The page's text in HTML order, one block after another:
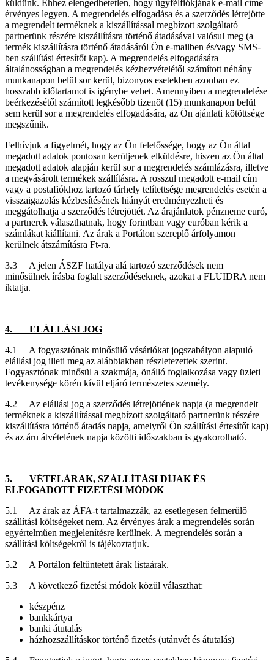
küldünk. Ehhez elengedhetetlen, hogy ügyfélfiókjának e-mail címe
érvényes legyen. A megrendelés elfogadása és a szerződés létrejötte
a megrendelt terméknek a kiszállítással megbízott szolgáltató
partnerünk részére kiszállításra történő átadásával valósul meg (a
termék kiszállításra történő átadásáról Ön e-mailben és/vagy SMS-
ben szállítási értesítőt kap). A megrendelés elfogadására
általánosságban a megrendelés kézhezvételétől számított néhány
munkanapon belül sor kerül, bizonyos esetekben azonban ez
hosszabb időtartamot is igénybe vehet. Amennyiben a megrendelése
beérkezésétől számított legkésőbb tizenöt (15) munkanapon belül
sem kerül sor a megrendelés elfogadására, az Ön ajánlati kötöttsége
megszűnik.
Felhívjuk a figyelmét, hogy az Ön felelőssége, hogy az Ön által
megadott adatok pontosan kerüljenek elküldésre, hiszen az Ön által
megadott adatok alapján kerül sor a megrendelés számlázásra, illetve
a megvásárolt termékek szállításra. A rosszul megadott e-mail cím
vagy a postafiókhoz tartozó tárhely telítettsége megrendelés esetén a
visszaigazolás kézbesítésének hiányát eredményezheti és
meggátolhatja a szerződés létrejöttét. Az árajánlatok pénzneme euró,
a partnerek választhatnak, hogy forintban vagy euróban kérik a
számlákat kiállítani. Az árak a Portálon szereplő árfolyamon
kerülnek átszámításra Ft-ra.
3.3 A jelen ÁSZF hatálya alá tartozó szerződések nem
minősülnek írásba foglalt szerződéseknek, azokat a FLUIDRA nem
iktatja.
4. ELÁLLÁSI JOG
4.1 A fogyasztónak minősülő vásárlókat jogszabályon alapuló
elállási jog illeti meg az alábbiakban részletezettek szerint.
Fogyasztónak minősül a szakmája, önálló foglalkozása vagy üzleti
tevékenysége körén kívül eljáró természetes személy.
4.2 Az elállási jog a szerződés létrejöttének napja (a megrendelt
terméknek a kiszállítással megbízott szolgáltató partnerünk részére
kiszállításra történő átadás napja, amelyről Ön szállítási értesítőt kap)
és az áru átvételének napja közötti időszakban is gyakorolható.
5. VÉTELÁRAK, SZÁLLÍTÁSI DÍJAK ÉS
ELFOGADOTT FIZETÉSI MÓDOK
5.1 Az árak az ÁFA-t tartalmazzák, az esetlegesen felmerülő
szállítási költségeket nem. Az érvényes árak a megrendelés során
egyértelműen megjelenítésre kerülnek. A megrendelés során a
szállítási költségekről is tájékoztatjuk.
5.2 A Portálon feltüntetett árak listaárak.
5.3 A következő fizetési módok közül választhat:
készpénz
bankkártya
banki átutalás
házhozszállításkor történő fizetés (utánvét és átutalás)